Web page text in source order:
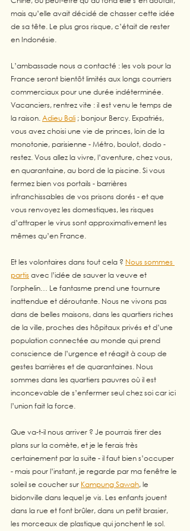
mais qu’elle avait décidé de chasser cette idée
de sa tête. Le plus gros risque, c’était de rester
en Indonésie.
L’ambassade nous a contacté : les vols pour la
France seront bientôt limités aux longs courriers
commerciaux pour une durée indéterminée.
Vacanciers, rentrez vite : il est venu le temps de
la raison. Adieu Bali ; bonjour Bercy. Expatriés,
vous avez choisi une vie de princes, loin de la
monotonie, parisienne - Métro, boulot, dodo -
restez. Vous allez la vivre, l’aventure, chez vous,
en quarantaine, au bord de la piscine. Si vous
fermez bien vos portails - barrières
infranchissables de vos prisons dorés - et que
vous renvoyez les domestiques, les risques
d’attraper le virus sont approximativement les
mêmes qu’en France.
Et les volontaires dans tout cela ? Nous sommes
partis avec l’idée de sauver la veuve et
l'orphelin… Le fantasme prend une tournure
inattendue et déroutante. Nous ne vivons pas
dans de belles maisons, dans les quartiers riches
de la ville, proches des hôpitaux privés et d’une
population connectée au monde qui prend
conscience de l’urgence et réagit à coup de
gestes barrières et de quarantaines. Nous
sommes dans les quartiers pauvres où il est
inconcevable de s’enfermer seul chez soi car ici
l’union fait la force.
Que va-t-il nous arriver ? Je pourrais tirer des
plans sur la comète, et je le ferais très
certainement par la suite - il faut bien s’occuper
- mais pour l’instant, je regarde par ma fenêtre le
soleil se coucher sur Kampung Sawah, le
bidonville dans lequel je vis. Les enfants jouent
dans la rue et font brûler, dans un petit brasier,
les morceaux de plastique qui jonchent le sol.